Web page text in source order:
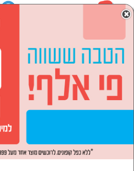
מזגנים מאווררים ומוצרי חימום
הסתר רשימת קטגוריות
מאווררי עמוד (3)
מאווררים CHROMEX
×